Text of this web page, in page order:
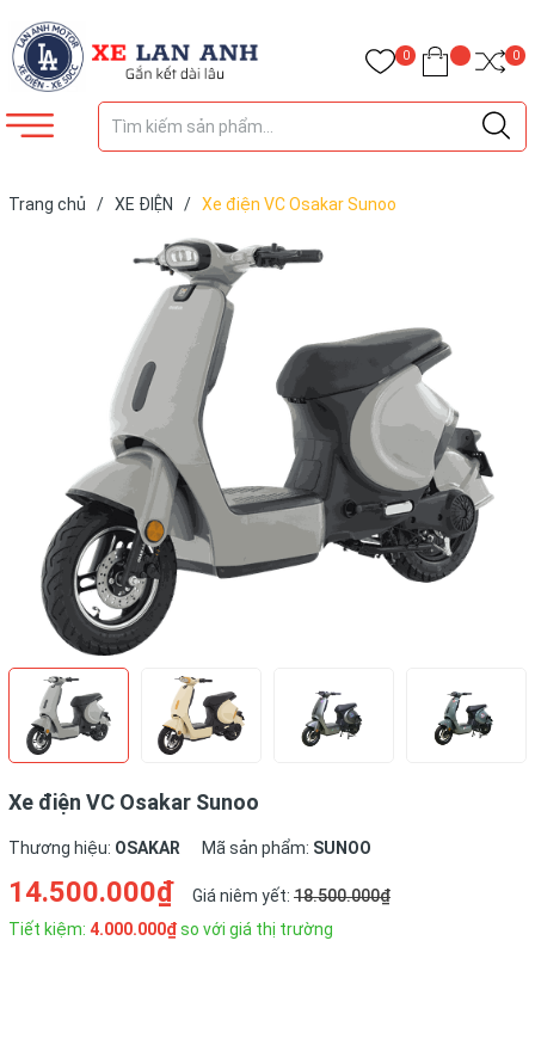
0 0
Trang chủ / XE ĐIỆN / Xe điện VC Osakar Sunoo
Xe điện VC Osakar Sunoo
Thương hiệu: OSAKAR Mã sản phẩm: SUNOO
14.500.000₫ Giá niêm yết: 18.500.000₫
Tiết kiệm: 4.000.000₫so với giá thị trường